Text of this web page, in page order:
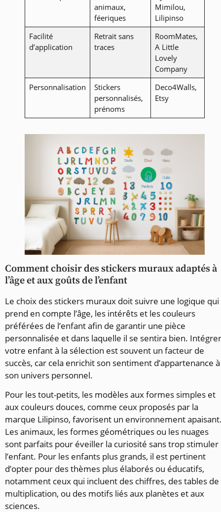
animaux,
féeriques
Mimilou,
Lilipinso
Facilité
d’application
Retrait sans
traces
RoomMates,
A Little
Lovely
Company
Personnalisation
Stickers
personnalisés,
prénoms
Deco4Walls,
Etsy
Comment choisir des stickers muraux adaptés à
l’âge et aux goûts de l’enfant
Le choix des stickers muraux doit suivre une logique qui
prend en compte l’âge, les intérêts et les couleurs
préférées de l’enfant afin de garantir une pièce
personnalisée et dans laquelle il se sentira bien. Intégrer
votre enfant à la sélection est souvent un facteur de
succès, car cela enrichit son sentiment d’appartenance à
son univers personnel.
Pour les tout-petits, les modèles aux formes simples et
aux couleurs douces, comme ceux proposés par la
marque Lilipinso, favorisent un environnement
Les animaux, les formes géométriques ou les nuages
sont parfaits pour éveiller la curiosité sans trop stimuler
l’enfant. Pour les enfants plus grands, il est pertinent
d’opter pour des thèmes plus élaborés ou éducatifs,
notamment ceux qui incluent des chiffres, des tables de
multiplication, ou des motifs liés aux planètes et aux
sciences.